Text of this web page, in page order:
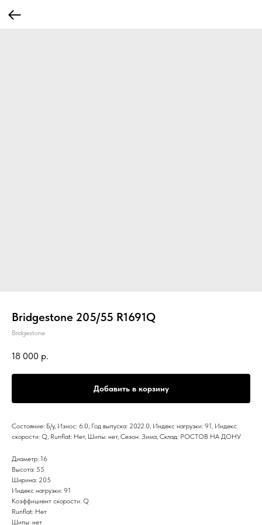
Bridgestone 205/55 R1691Q
Bridgestone
18 000 р.
Добавить в корзину
Состояние: Б/у, Износ: 6.0, Год выпуска: 2022.0, Индекс нагрузки: 91, Индекс
скорости: Q, Runflat: Нет, Шипы: нет, Сезон: Зима, Склад: РОСТОВ НА ДОНУ
Диаметр: 16
Высота: 55
Ширина: 205
Индекс нагрузки: 91
Коэффициент скорости: Q
Runflat: Нет
Шипы: нет